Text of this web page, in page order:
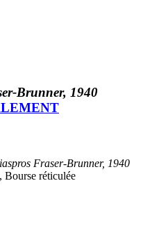
Brunner, 1940
Fraser-Brunner, 1940
Bourse réticulée